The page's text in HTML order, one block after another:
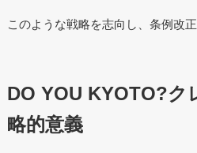
このような戦略を志向し、条例改
DO YOU KYOTO?ク
略的意義